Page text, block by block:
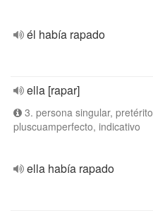
él había rapado
ella [rapar]
3. persona singular, pretérito
pluscuamperfecto, indicativo
ella había rapado